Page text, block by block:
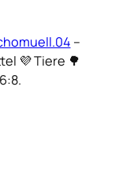
–
💜 Tiere 🌳